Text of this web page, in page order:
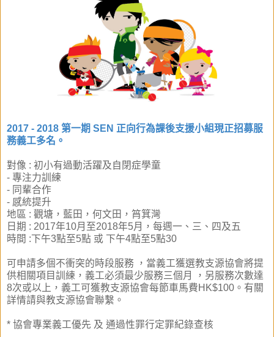
2017 - 2018 第一期 SEN 正向行為課後支援小組現正招募服
務義工多名。
對像 : 初小有過動活躍及自閉症學童
- 專注力訓練
- 同輩合作
- 感統提升
地區 : 觀塘，藍田，何文田，筲箕灣
日期 : 2017年10月至2018年5月，每週一、三、四及五
時間 :下午3點至5點 或 下午4點至5點30
可申請多個不衝突的時段服務 ， 當義工獲選教支源協會將提
供相關項目訓練，義工必須最少服務三個 月
，另服務次數達
8次或以上，義工可獲教支源協會每節車馬費HK$100。有關
詳情請與教支源協會聯繫。
* 協會專業義工優先 及 通過性罪行定罪紀錄查核